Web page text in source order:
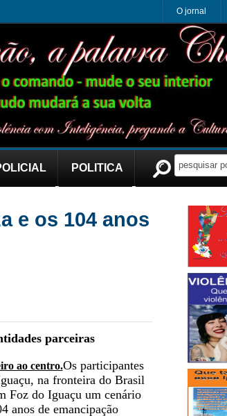
O jornal
POLITICA
e os 104 anos
parceiras
ao centro.Os participantes
na fronteira do Brasil
Foz do Iguaçu um cenário
anos de emancipação